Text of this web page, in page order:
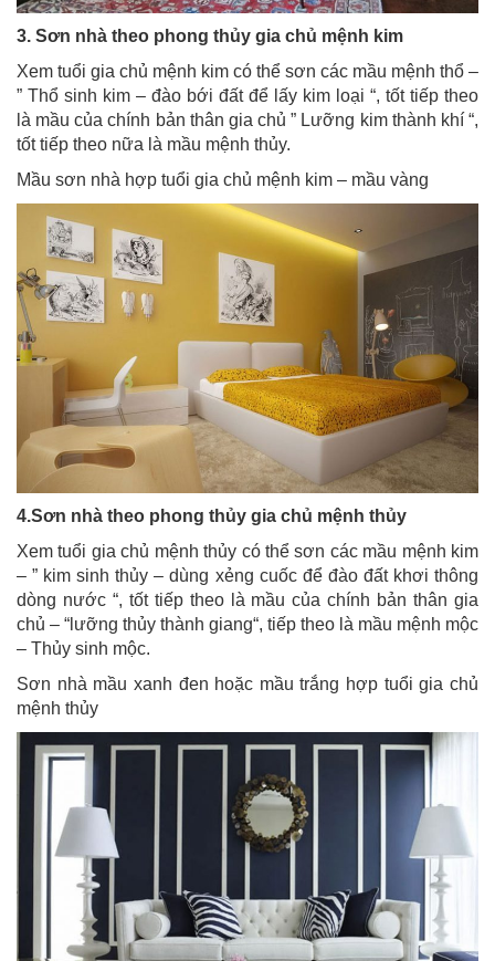
3. Sơn nhà theo phong thủy gia chủ mệnh kim
Xem tuổi gia chủ mệnh kim có thể sơn các mầu mệnh thổ –
” Thổ sinh kim – đào bới đất để lấy kim loại “, tốt tiếp theo
là mầu của chính bản thân gia chủ ” Lưỡng kim thành khí “,
tốt tiếp theo nữa là mầu mệnh thủy.
Mầu sơn nhà hợp tuổi gia chủ mệnh kim – mầu vàng
4.Sơn nhà theo phong thủy gia chủ mệnh thủy
Xem tuổi gia chủ mệnh thủy có thể sơn các mầu mệnh kim
– ” kim sinh thủy – dùng xẻng cuốc để đào đất khơi thông
dòng nước “, tốt tiếp theo là mầu của chính bản thân gia
chủ – “lưỡng thủy thành giang“, tiếp theo là mầu mệnh mộc
– Thủy sinh mộc.
Sơn nhà mầu xanh đen hoặc mầu trắng hợp tuổi gia chủ
mệnh thủy